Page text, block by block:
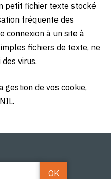
petit fichier texte stocké
fréquente des
connexion à un site à
fichiers de texte, ne
virus.
gestion de vos cookie,